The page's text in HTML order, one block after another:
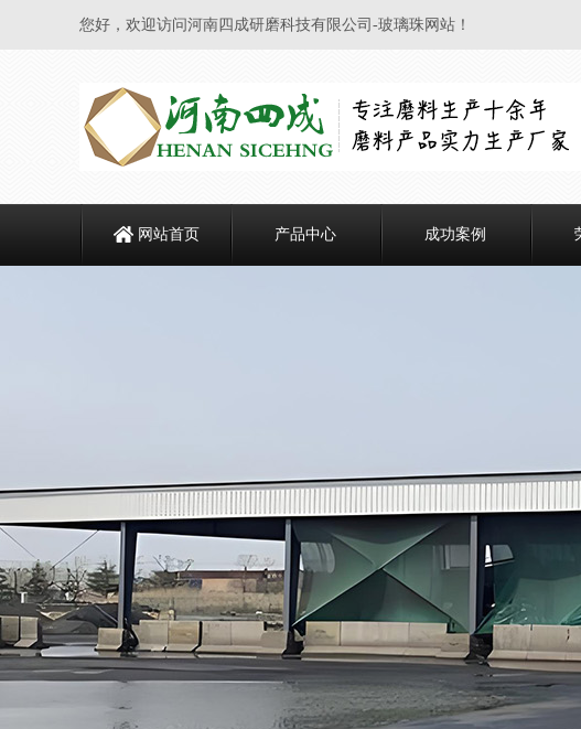
您好，欢迎访问河南四成研磨科技有限公司-玻璃珠网站！
网站首页 产品中心 成功案例